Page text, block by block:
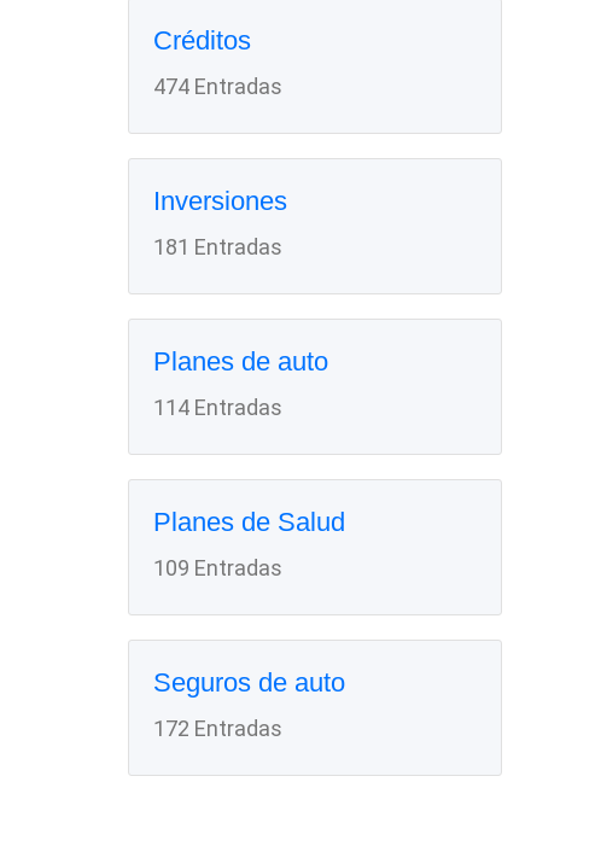
Créditos
474 Entradas
Inversiones
181 Entradas
Planes de auto
114 Entradas
Planes de Salud
109 Entradas
Seguros de auto
172 Entradas